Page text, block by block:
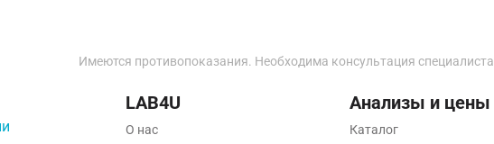
Калуга
Кемерово
Ковров
Имеются противопоказания. Необходима консультация специалиста
LAB4U
О нас
Анализы и цены
Каталог